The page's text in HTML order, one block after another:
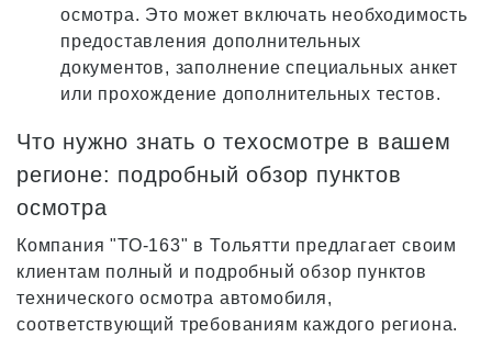
осмотра. Это может включать необходимость
предоставления дополнительных
документов, заполнение специальных анкет
или прохождение дополнительных тестов.
Что нужно знать о техосмотре в вашем
регионе: подробный обзор пунктов
осмотра
Компания "ТО-163" в Тольятти предлагает своим
клиентам полный и подробный обзор пунктов
технического осмотра автомобиля,
соответствующий требованиям каждого региона.